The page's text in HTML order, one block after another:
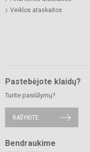
Veiklos ataskaitos
Pastebėjote klaidų?
Turite pasiūlymų?
RAŠYKITE
Bendraukime